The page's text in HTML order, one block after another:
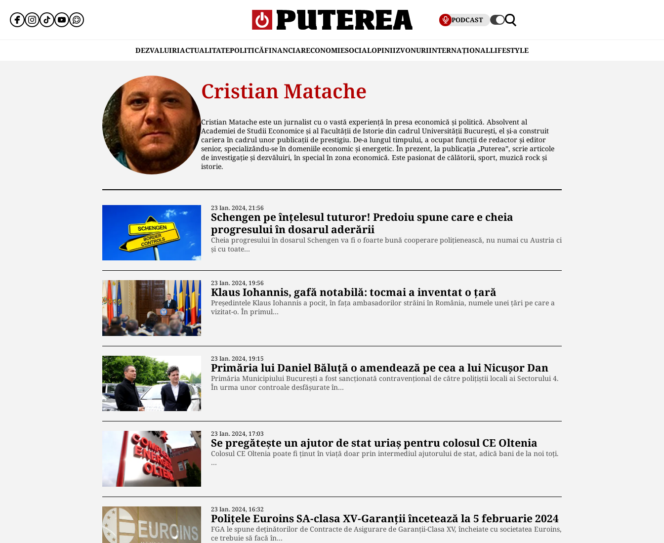
PODCAST
DEZVALUIRIACTUALITATEPOLITICĂFINANCIARECONOMIESOCIALOPINIIZVONURIINTERNAȚIONALLIFESTYLE
Cristian Matache
Cristian Matache este un jurnalist cu o vastă experiență în presa economică și politică. Absolvent al
Academiei de Studii Economice și al Facultății de Istorie din cadrul Universității București, el și-a construit
cariera în cadrul unor publicații de prestigiu. De-a lungul timpului, a ocupat funcții de redactor și editor
senior, specializându-se în domeniile economic și energetic. În prezent, la publicația „Puterea”, scrie articole
de investigație și dezvăluiri, în special în zona economică. Este pasionat de călătorii, sport, muzică rock și
istorie.
23 Ian. 2024, 21:56
Schengen pe înțelesul tuturor! Predoiu spune care e cheia
progresului în dosarul aderării
Cheia progresului în dosarul Schengen va fi o foarte bună cooperare poliţienească, nu numai cu Austria ci
şi cu toate…
23 Ian. 2024, 19:56
Klaus Iohannis, gafă notabilă: tocmai a inventat o țară
Președintele Klaus Iohannis a pocit, în fața ambasadorilor străini în România, numele unei țări pe care a
vizitat-o. În primul…
23 Ian. 2024, 19:15
Primăria lui Daniel Băluță o amendează pe cea a lui Nicușor Dan
Primăria Municipiului București a fost sancționată contravențional de către polițiștii locali ai Sectorului 4.
În urma unor controale desfășurate în…
23 Ian. 2024, 17:03
Se pregătește un ajutor de stat uriaș pentru colosul CE Oltenia
Colosul CE Oltenia poate fi ținut în viață doar prin intermediul ajutorului de stat, adică bani de la noi toți.
…
23 Ian. 2024, 16:32
Polițele Euroins SA-clasa XV-Garanții încetează la 5 februarie 2024
FGA le spune deținătorilor de Contracte de Asigurare de Garanții-Clasa XV, încheiate cu societatea Euroins,
ce trebuie să facă în…